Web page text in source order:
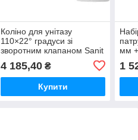
Коліно для унітазу
110×22° градуси зі
зворотним клапаном Sanit
4 185,40₴
Купити
мм
1